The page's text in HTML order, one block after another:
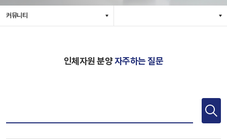
커뮤니티
인체자원 분양자주하는 질문